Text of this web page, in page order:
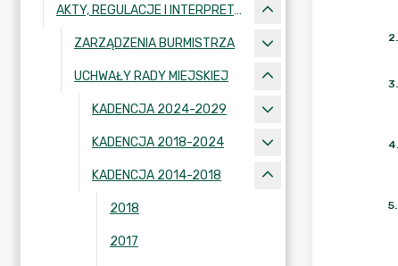
AKTY, REGULACJE I INTERPRETACJE
ZARZĄDZENIA BURMISTRZA
UCHWAŁY RADY MIEJSKIEJ
KADENCJA 2024-2029
KADENCJA 2018-2024
KADENCJA 2014-2018
2018
2017
2.
3.
4.
5.